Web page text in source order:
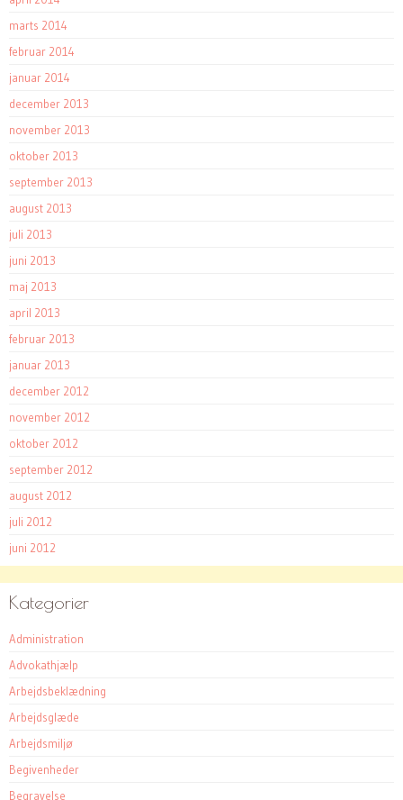
marts 2014
februar 2014
januar 2014
december 2013
november 2013
oktober 2013
september 2013
august 2013
juli 2013
juni 2013
maj 2013
april 2013
februar 2013
januar 2013
december 2012
november 2012
oktober 2012
september 2012
august 2012
juli 2012
juni 2012
Kategorier
Administration
Advokathjælp
Arbejdsbeklædning
Arbejdsglæde
Arbejdsmiljø
Begivenheder
Begravelse